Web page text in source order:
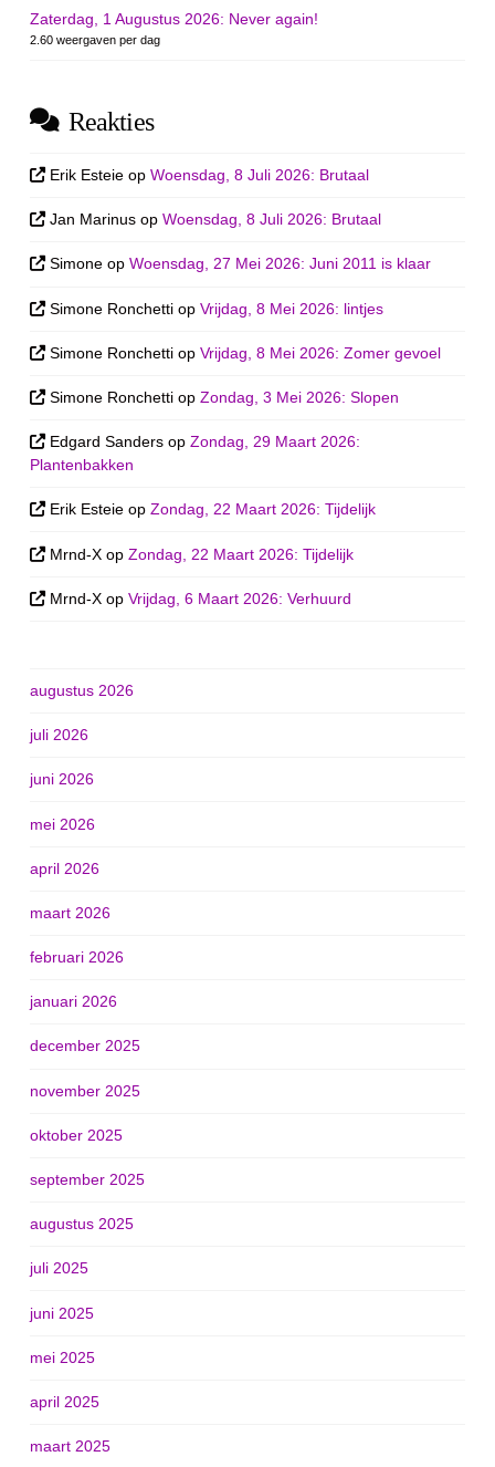
Zaterdag, 1 Augustus 2026: Never again!
2.60 weergaven per dag
Reakties
Erik Esteie opWoensdag, 8 Juli 2026: Brutaal
Jan Marinus opWoensdag, 8 Juli 2026: Brutaal
Simone opWoensdag, 27 Mei 2026: Juni 2011 is klaar
Simone Ronchetti opVrijdag, 8 Mei 2026: lintjes
Simone Ronchetti opVrijdag, 8 Mei 2026: Zomer gevoel
Simone Ronchetti opZondag, 3 Mei 2026: Slopen
Edgard Sanders opZondag, 29 Maart 2026:
Plantenbakken
Erik Esteie opZondag, 22 Maart 2026: Tijdelijk
Mrnd-X opZondag, 22 Maart 2026: Tijdelijk
Mrnd-X opVrijdag, 6 Maart 2026: Verhuurd
augustus 2026
juli 2026
juni 2026
mei 2026
april 2026
maart 2026
februari 2026
januari 2026
december 2025
november 2025
oktober 2025
september 2025
augustus 2025
juli 2025
juni 2025
mei 2025
april 2025
maart 2025